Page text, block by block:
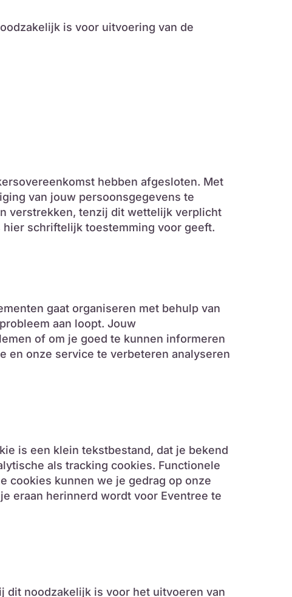
is voor uitvoering van de
hebben afgesloten. Met
van jouw persoonsgegevens te
verstrekken, tenzij dit wettelijk verplicht
schriftelijk toestemming voor geeft.
gaat organiseren met behulp van
aan loopt. Jouw
of om je goed te kunnen informeren
en onze service te verbeteren analyseren
is een klein tekstbestand, dat je bekend
als tracking cookies. Functionele
cookies kunnen we je gedrag op onze
eraan herinnerd wordt voor Eventree te
dit noodzakelijk is voor het uitvoeren van